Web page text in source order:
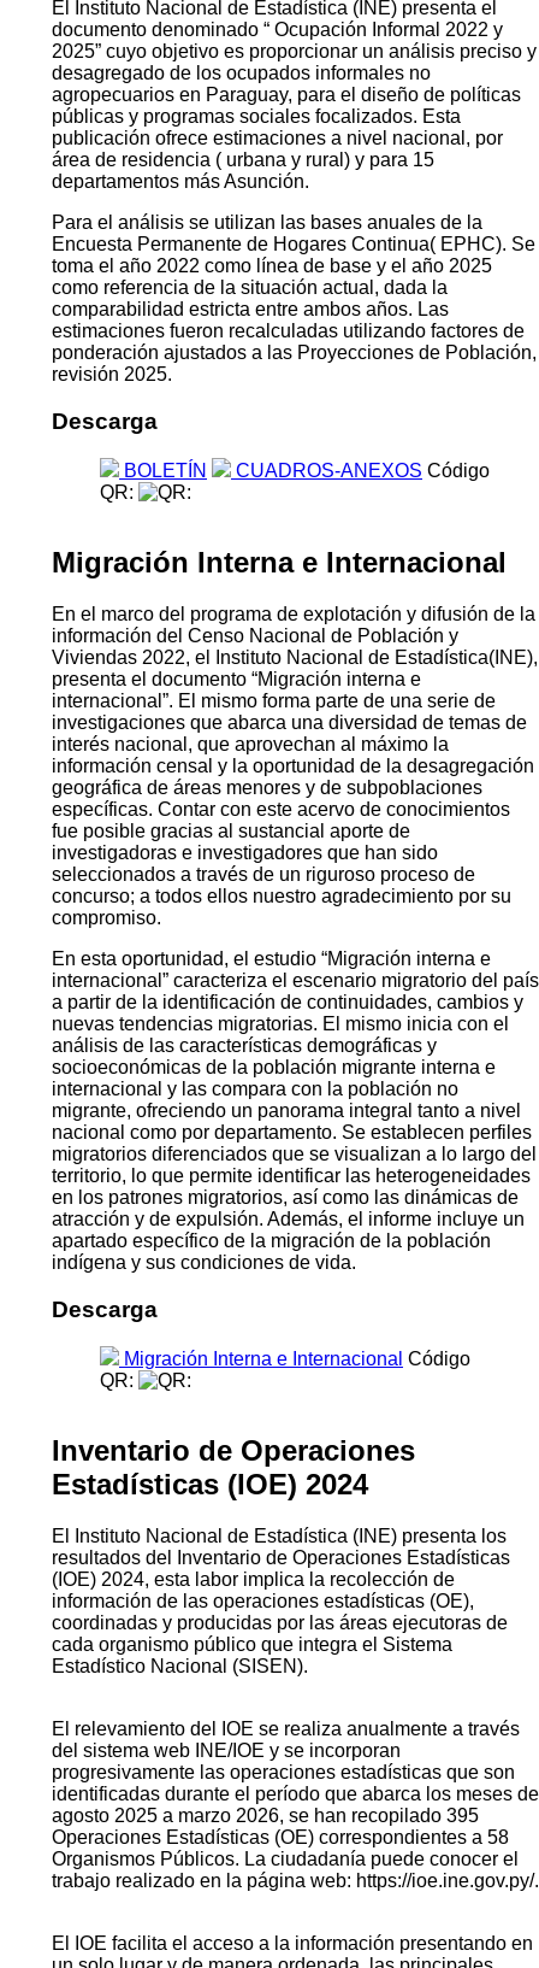
Boletín Presentación
Anexos -
Cuadros TIC 2015-2025Código QR:
OCUPACIÓN INFORMAL 2022 y
2025
El Instituto Nacional de Estadística (INE) presenta el
documento denominado “ Ocupación Informal 2022 y
2025” cuyo objetivo es proporcionar un análisis preciso y
desagregado de los ocupados informales no
agropecuarios en Paraguay, para el diseño de políticas
públicas y programas sociales focalizados. Esta
publicación ofrece estimaciones a nivel nacional, por
área de residencia ( urbana y rural) y para 15
departamentos más Asunción.
Para el análisis se utilizan las bases anuales de la
Encuesta Permanente de Hogares Continua( EPHC). Se
toma el año 2022 como línea de base y el año 2025
como referencia de la situación actual, dada la
comparabilidad estricta entre ambos años. Las
revisión 2025.
Descarga
BOLETÍN CUADROS-ANEXOSCódigo
QR:
Migración Interna e Internacional
En el marco del programa de explotación y difusión de la
información del Censo Nacional de Población y
Viviendas 2022, el Instituto Nacional de Estadística(INE),
presenta el documento “Migración interna e
internacional”. El mismo forma parte de una serie de
investigaciones que abarca una diversidad de temas de
interés nacional, que aprovechan al máximo la
información censal y la oportunidad de la desagregación
geográfica de áreas menores y de subpoblaciones
específicas. Contar con este acervo de conocimientos
fue posible gracias al sustancial aporte de
investigadoras e investigadores que han sido
seleccionados a través de un riguroso proceso de
concurso; a todos ellos nuestro agradecimiento por su
compromiso.
En esta oportunidad, el estudio “Migración interna e
internacional” caracteriza el escenario migratorio del país
a partir de la identificación de continuidades, cambios y
nuevas tendencias migratorias. El mismo inicia con el
análisis de las características demográficas y
socioeconómicas de la población migrante interna e
internacional y las compara con la población no
migrante, ofreciendo un panorama integral tanto a nivel
nacional como por departamento. Se establecen perfiles
migratorios diferenciados que se visualizan a lo largo del
territorio, lo que permite identificar las heterogeneidades
en los patrones migratorios, así como las dinámicas de
indígena y sus condiciones de vida.
Descarga
Migración Interna e Internacional Código
QR:
Inventario de Operaciones
Estadísticas (IOE) 2024
El Instituto Nacional de Estadística (INE) presenta los
resultados del Inventario de Operaciones Estadísticas
(IOE) 2024, esta labor implica la recolección de
información de las operaciones estadísticas (OE),
coordinadas y producidas por las áreas ejecutoras de
cada organismo público que integra el Sistema
Estadístico Nacional (SISEN).
del sistema web INE/IOE y se incorporan
progresivamente las operaciones estadísticas que son